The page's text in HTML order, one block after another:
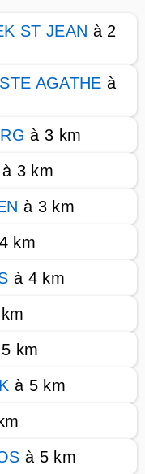
ST JEAN à 2
AGATHE à
à 3 km
à 3 km
à 3 km
km
à 4 km
km
à 5 km
à 5 km